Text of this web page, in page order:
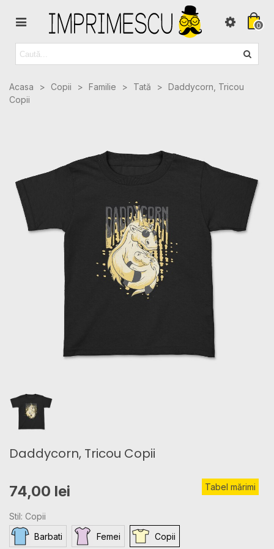
0
Acasa > Copii > Familie > Tată > Daddycorn, Tricou
Copii
Daddycorn, Tricou Copii
74,00 lei Tabel mărimi
Stil: Copii
Barbati
Femei Copii